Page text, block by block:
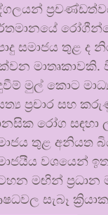
සමාජය තුළ ද
මාතෘකාවකි.
මුල් කොට
ප්‍රචාර සහ
රෝග සඳහා
තුළ අනියත
වශයෙන්
මඟින්
සැබෑ